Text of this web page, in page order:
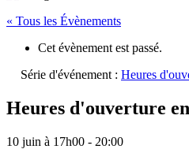
« Tous les Évènements
Cet évènement est passé.
Série d'événement : Heures
Heures d'ouverture
10 juin à 17h00 - 20:00